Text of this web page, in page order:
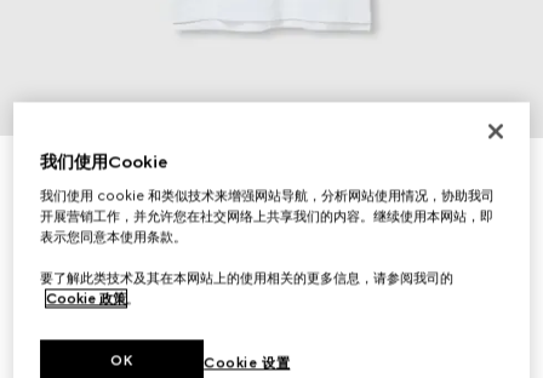
饰织带珠地棉Polo衫
A$1,250
相关款式白色
我们使用Cookie
我们使用 cookie 和类似技术来增强网站导航，分析网站使用情况，协助我司
开展营销工作，并允许您在社交网络上共享我们的内容。继续使用本网站，即
表示您同意本使用条款。
要了解此类技术及其在本网站上的使用相关的更多信息，请参阅我司的
Cookie 政策。
Cookie 设置
OK